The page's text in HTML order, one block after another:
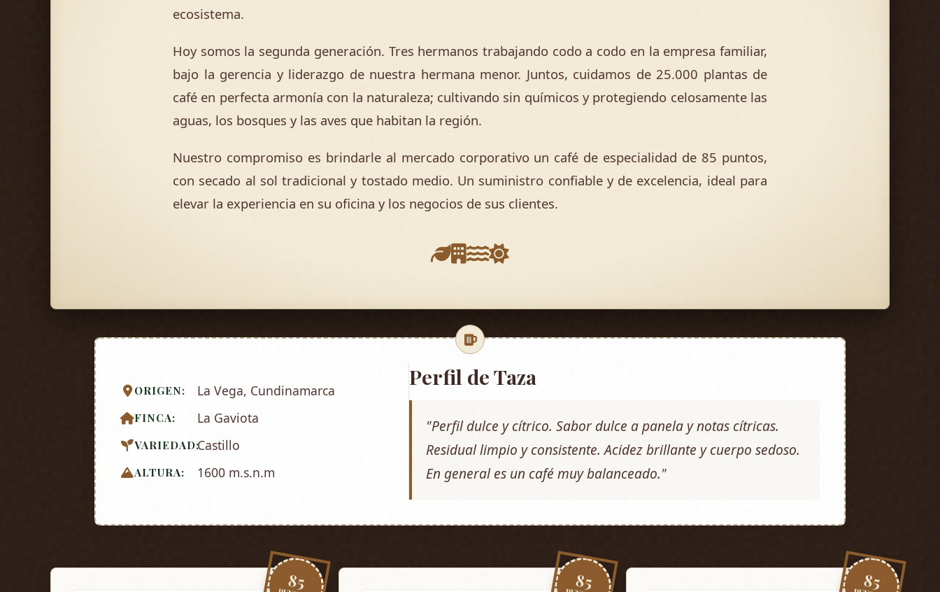
ecosistema.
Hoy somos la segunda generación. Tres hermanos trabajando codo a codo en la empresa familiar,
bajo la gerencia y liderazgo de nuestra hermana menor. Juntos, cuidamos de 25.000 plantas de
café en perfecta armonía con la naturaleza; cultivando sin químicos y protegiendo celosamente las
aguas, los bosques y las aves que habitan la región.
Nuestro compromiso es brindarle al mercado corporativo un café de especialidad de 85 puntos,
con secado al sol tradicional y tostado medio. Un suministro confiable y de excelencia, ideal para
elevar la experiencia en su oficina y los negocios de sus clientes.
ORIGEN: La Vega, Cundinamarca
FINCA: La Gaviota
VARIEDAD:Castillo
ALTURA: 1600 m.s.n.m
Perfil de Taza
"Perfil dulce y cítrico. Sabor dulce a panela y notas cítricas.
Residual limpio y consistente. Acidez brillante y cuerpo sedoso.
En general es un café muy balanceado."
85 85 85